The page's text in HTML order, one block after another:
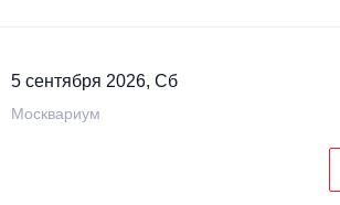
5 сентября 2026, Сб
Москвариум